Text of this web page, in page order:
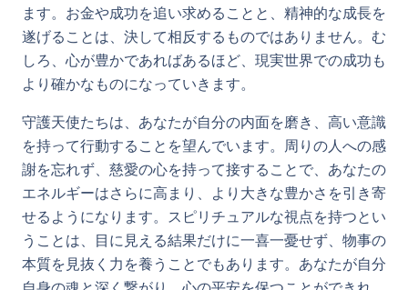
ます。お金や成功を追い求めることと、精神的な成長を
遂げることは、決して相反するものではありません。む
しろ、心が豊かであればあるほど、現実世界での成功も
より確かなものになっていきます。
守護天使たちは、あなたが自分の内面を磨き、高い意識
を持って行動することを望んでいます。周りの人への感
謝を忘れず、慈愛の心を持って接することで、あなたの
エネルギーはさらに高まり、より大きな豊かさを引き寄
せるようになります。スピリチュアルな視点を持つとい
うことは、目に見える結果だけに一喜一憂せず、物事の
本質を見抜く力を養うことでもあります。あなたが自分